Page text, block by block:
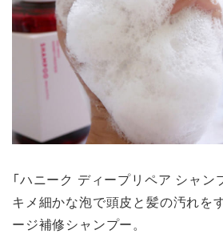
「ハニーク ディープリペア シャン
キメ細かな泡で頭皮と髪の汚れを
ージ補修シャンプー。